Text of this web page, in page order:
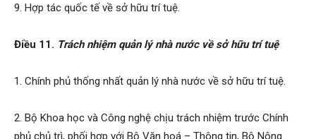
9. Hợp tác quốc tế về sở hữu trí tuệ.
Điều 11. Trách nhiệm quản lý nhà nước về sở hữu trí tuệ
1. Chính phủ thống nhất quản lý nhà nước về sở hữu trí tuệ.
2. Bộ Khoa học và Công nghệ chịu trách nhiệm trước Chính
phủ chủ trì, phối hợp với Bộ Văn hoá – Thông tin, Bộ Nông